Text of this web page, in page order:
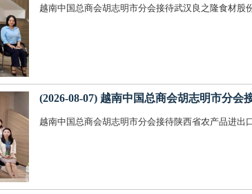
越南中国总商会胡志明市分会接待武汉良之隆食材股
(2026-08-07) 越南中国总商会胡志明市分
越南中国总商会胡志明市分会接待陕西省农产品进出